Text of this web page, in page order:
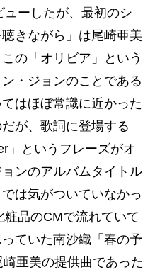
ーしたが、最初のシ
きながら」は尾崎亜美
の「オリビア」という
・ジョンのことである
はほぼ常識に近かった
が、歌詞に登場する
」というフレーズがオ
ンのアルバムタイトル
は気がついていなかっ
品のCMで流れていて
ていた南沙織「春の予
亜美の提供曲であった